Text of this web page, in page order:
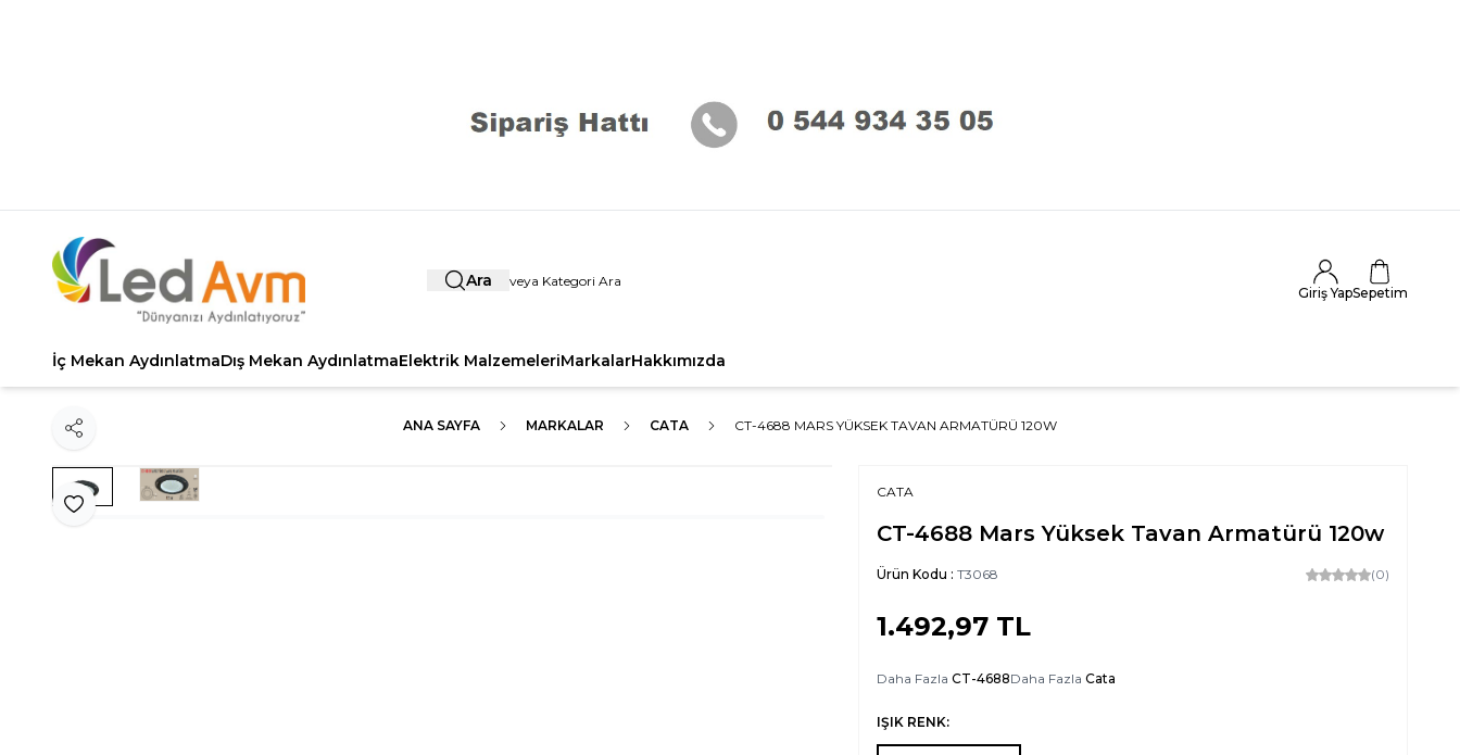
Ara
Giriş YapSepetim
İç Mekan AydınlatmaDış Mekan AydınlatmaElektrik MalzemeleriMarkalarHakkımızda
ANA SAYFA MARKALAR CATA CT-4688 MARS YÜKSEK TAVAN ARMATÜRÜ 120W
Favoriye Ekle
Paylaş
CATA
CT-4688 Mars Yüksek Tavan Armatürü 120w
Ürün Kodu : T3068 (0)
1.492,97 TL
Daha Fazla CT-4688Daha Fazla Cata
IŞIK RENK: